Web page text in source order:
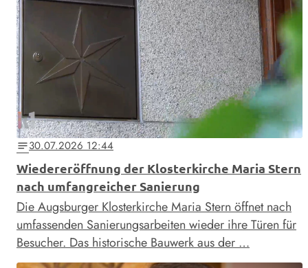
notes30.07.2026 12:44
Wiedereröffnung der Klosterkirche Maria Stern
nach umfangreicher Sanierung
Die Augsburger Klosterkirche Maria Stern öffnet nach
umfassenden Sanierungsarbeiten wieder ihre Türen für
Besucher. Das historische Bauwerk aus der …